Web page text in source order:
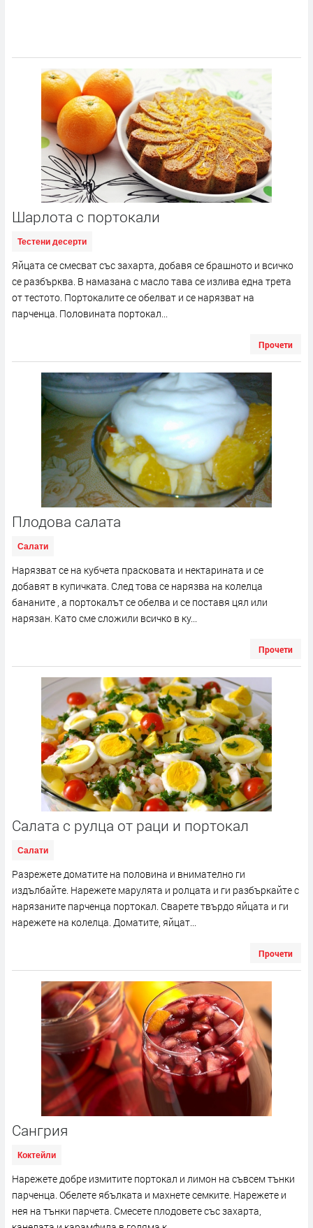
Шарлота с портокали
Тестени десерти
Яйцата се смесват със захарта, добавя се брашното и всичко
се разбърква. В намазана с масло тава се излива една трета
от тестото. Портокалите се обелват и се нарязват на
парченца. Половината портокал...
Прочети
Плодова салата
Салати
Нарязват се на кубчета прасковата и нектарината и се
добавят в купичката. След това се нарязва на колелца
бананите , а портокалът се обелва и се поставя цял или
нарязан. Като сме сложили всичко в ку...
Прочети
Салата с рулца от раци и портокал
Салати
Разрежете доматите на половина и внимателно ги
издълбайте. Нарежете марулята и ролцата и ги разбъркайте с
нарязаните парченца портокал. Сварете твърдо яйцата и ги
нарежете на колелца. Доматите, яйцат...
Прочети
Сангрия
Коктейли
Нарежете добре измитите портокал и лимон на съвсем тънки
парченца. Обелете ябълката и махнете семките. Нарежете и
нея на тънки парчета. Смесете плодовете със захарта,